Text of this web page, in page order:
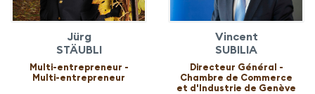
Jürg
STÄUBLI
Multi-entrepreneur -
Multi-entrepreneur
Vincent
SUBILIA
Directeur Général -
Chambre de Commerce
et d'Industrie de Genève